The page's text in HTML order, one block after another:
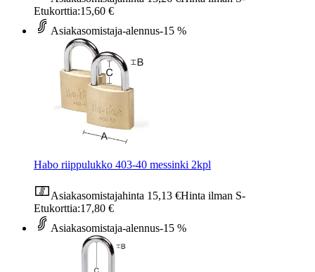
Etukorttia:15,60 €
Asiakasomistaja-alennus-15 %
Habo riippulukko 403-40 messinki 2kpl
Asiakasomistajahinta 15,13 €Hinta ilman S-
Etukorttia:17,80 €
Asiakasomistaja-alennus-15 %